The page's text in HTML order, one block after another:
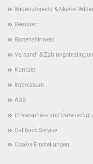
Widerrufsrecht & Muster-
Retouren
Batteriehinweis
Versand- &
Kontakt
Impressum
AGB
Privatsphäre und
Callback Service
Cookie Einstellungen